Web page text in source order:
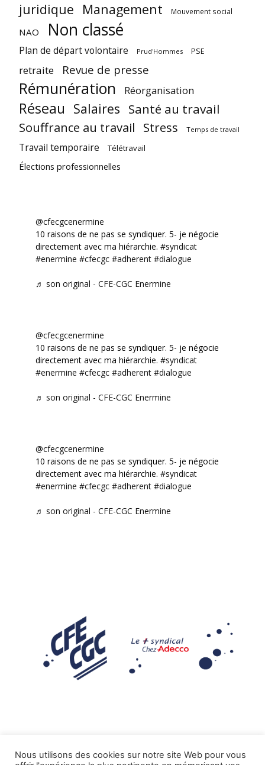
juridique Management Mouvement social
NAO Non classé
Plan de départ volontaire Prud'Hommes PSE
retraite Revue de presse
Rémunération Réorganisation
Réseau Salaires Santé au travail
Souffrance au travail Stress Temps de travail
Travail temporaire Télétravail
Élections professionnelles
@cfecgcenermine
10 raisons de ne pas se syndiquer. 5- je négocie
directement avec ma hiérarchie. #syndicat
#enermine #cfecgc #adherent #dialogue
♬ son original - CFE-CGC Enermine
@cfecgcenermine
10 raisons de ne pas se syndiquer. 5- je négocie
directement avec ma hiérarchie. #syndicat
#enermine #cfecgc #adherent #dialogue
♬ son original - CFE-CGC Enermine
@cfecgcenermine
10 raisons de ne pas se syndiquer. 5- je négocie
directement avec ma hiérarchie. #syndicat
#enermine #cfecgc #adherent #dialogue
♬ son original - CFE-CGC Enermine
Nous utilisons des cookies sur notre site Web pour vous